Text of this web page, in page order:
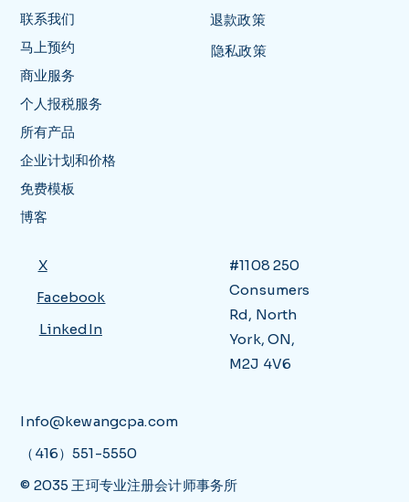
联系我们
马上预约
商业服务
个人报税服务
所有产品
企业计划和价格
免费模板
博客
退款政策
隐私政策
Facebook
LinkedIn
X
#1108 250
Consumers
Rd, North
York, ON,
M2J 4V6
Info@kewangcpa.com
（416）551-5550
© 2035 王珂专业注册会计师事务所